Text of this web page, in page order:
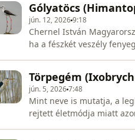
Gólyatöcs
jún. 12, 20269:18
Chernel István
ha a fészkét veszély
magyar puszta
Törpegém
jún. 5, 20267:48
Mint neve is mutatja, a
rejtett életmódja miatt